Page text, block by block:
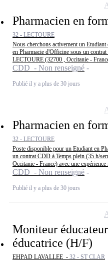
Pharmacien en
32 - LECTOURE
Nous cherchons activement un
en Pharmacie d'Officine sous un
LECTOURE (32700 , Occitanie -
CDD - Non renseigné
Publié il y a plus de 30 jours
Pharmacien en
32 - LECTOURE
Poste disponible pour un Etudiant en
un contrat CDD à Temps plein (35 h/
Occitanie - France) avec une expérience
CDD - Non renseigné
Publié il y a plus de 30 jours
Moniteur
éducatrice (H/F)
EHPAD LAVALLEE - 32 - ST CLAR